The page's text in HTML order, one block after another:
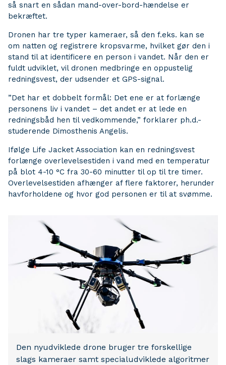
så snart en sådan mand-over-bord-hændelse er
bekræftet.
Dronen har tre typer kameraer, så den f.eks. kan se
om natten og registrere kropsvarme, hvilket gør den i
stand til at identificere en person i vandet. Når den er
fuldt udviklet, vil dronen medbringe en oppustelig
redningsvest, der udsender et GPS-signal.
”Det har et dobbelt formål: Det ene er at forlænge
personens liv i vandet – det andet er at lede en
redningsbåd hen til vedkommende,” forklarer ph.d.-
studerende Dimosthenis Angelis.
Ifølge Life Jacket Association kan en redningsvest
forlænge overlevelsestiden i vand med en temperatur
på blot 4-10 °C fra 30-60 minutter til op til tre timer.
Overlevelsestiden afhænger af flere faktorer, herunder
havforholdene og hvor god personen er til at svømme.
Den nyudviklede drone bruger tre forskellige
slags kameraer samt specialudviklede algoritmer